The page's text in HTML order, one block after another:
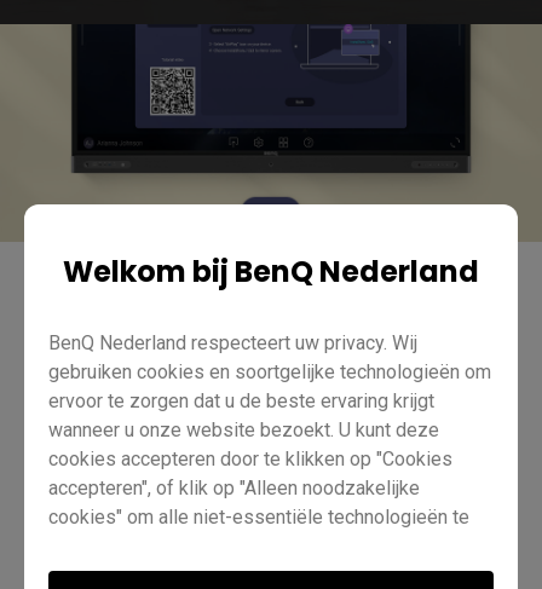
Welkom bij BenQ Nederland
BenQ Nederland respecteert uw privacy. Wij
gebruiken cookies en soortgelijke technologieën om
ervoor te zorgen dat u de beste ervaring krijgt
wanneer u onze website bezoekt. U kunt deze
cookies accepteren door te klikken op "Cookies
accepteren", of klik op "Alleen noodzakelijke
cookies" om alle niet-essentiële technologieën te
aanpassen. Bezoek voor meer informatie
Inhoud cursus
2
Onderwijs InstaShare 2 Pro RP02 Pro RP03
Basisstation RM03 Basisstation RM02 Essentieel RE01
Leraar IT Trainer